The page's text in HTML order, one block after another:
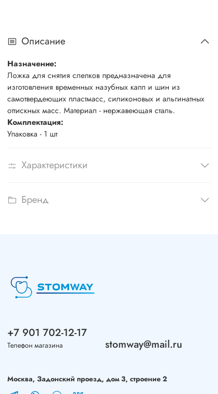
Описание
Назначение:
Ложка для снятия слепков предназначена для
изготовления временных назубных капп и шин из
самотвердеющих пластмасс, силиконовых и альгинатных
оттискных масс. Материал - нержавеющая сталь.
Комплектация:
Упаковка - 1 шт
Характеристики
Бренд
+7 901 702-12-17
Телефон магазина stomway@mail.ru
Москва, Задонский проезд, дом 3, строение 2